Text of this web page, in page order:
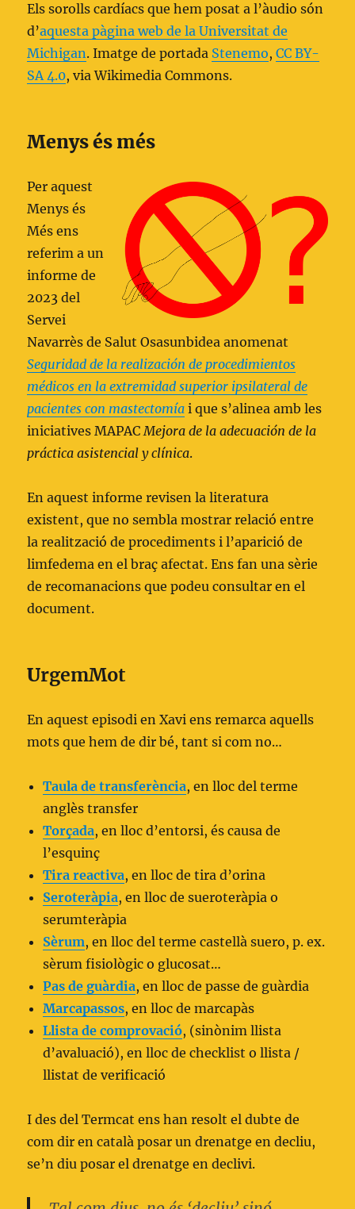
Els sorolls cardíacs que hem posat a l’àudio són
d’aquesta pàgina web de la Universitat de
Michigan. Imatge de portada Stenemo,CC BY-
SA 4.0, via Wikimedia Commons.
Menys és més
Per aquest
Menys és
Més ens
referim a un
informe de
2023 del
Servei
Navarrès de Salut Osasunbidea anomenat
Seguridad de la realización de procedimientos
médicos en la extremidad superior ipsilateral de
pacientes con mastectomía i que s’alinea amb les
iniciatives MAPACMejora de la adecuación de la
práctica asistencial y clínica.
En aquest informe revisen la literatura
existent, que no sembla mostrar relació entre
la realització de procediments i l’aparició de
limfedema en el braç afectat. Ens fan una sèrie
de recomanacions que podeu consultar en el
document.
UrgemMot
En aquest episodi en Xavi ens remarca aquells
mots que hem de dir bé, tant si com no…
Taula de transferència, en lloc del terme
anglès transfer
Torçada, en lloc d’entorsi, és causa de
l’esquinç
Tira reactiva, en lloc de tira d’orina
Seroteràpia, en lloc de sueroteràpia o
serumteràpia
Sèrum, en lloc del terme castellà suero, p. ex.
sèrum fisiològic o glucosat…
Pas de guàrdia, en lloc de passe de guàrdia
Marcapassos, en lloc de marcapàs
Llista de comprovació, (sinònim llista
d’avaluació), en lloc de checklist o llista /
llistat de verificació
I des del Termcat ens han resolt el dubte de
com dir en català posar un drenatge en decliu,
se’n diu posar el drenatge en declivi.